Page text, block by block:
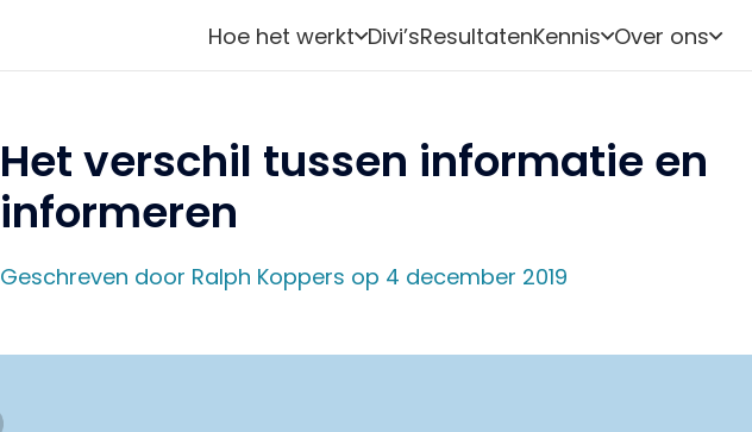
Hoe het werkt Divi’sResultatenKennis Over ons
Het verschil tussen informatie en
informeren
Geschreven door Ralph Koppers op 4 december 2019